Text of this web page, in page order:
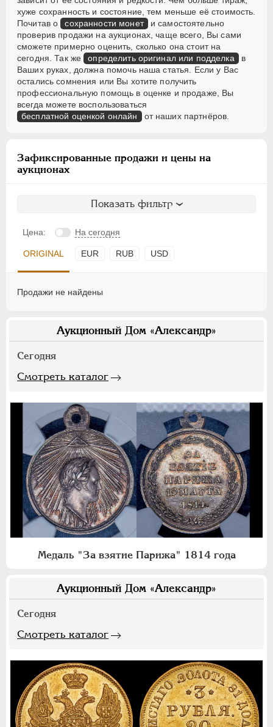
хуже сохранность и состояние, тем меньше её стоимость.
Почитав о сохранности монет и самостоятельно
проверив продажи на аукционах, чаще всего, Вы сами
сможете примерно оценить, сколько она стоит на
сегодня. Так же определить оригинал или подделка в
Ваших руках, должна помочь наша статья. Если у Вас
остались сомнения или Вы хотите получить
профессиональную помощь в оценке и продаже, Вы
всегда можете воспользоваться
бесплатной оценкой онлайн от наших партнёров.
Зафиксированные продажи и цены на
аукционах
Показать фильтр
Цена: На сегодня
ORIGINAL EUR RUB USD
Продажи не найдены
Аукционный Дом «Александр»
Сегодня
Смотреть каталог
Медаль "За взятие Парижа" 1814 года
Аукционный Дом «Александр»
Сегодня
Смотреть каталог